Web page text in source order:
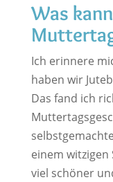
Was
Ich erinnere
haben wir
Das fand ich
selbstgemachte
einem
viel schöner